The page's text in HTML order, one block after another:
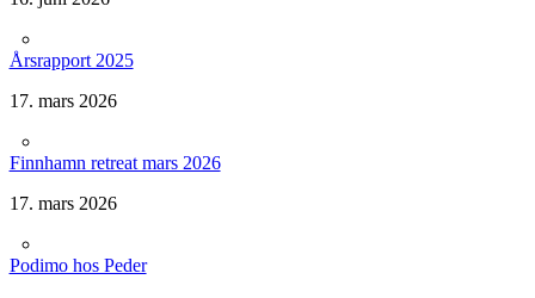
Årsrapport 2025
17. mars 2026
Finnhamn retreat mars 2026
17. mars 2026
Podimo hos Peder